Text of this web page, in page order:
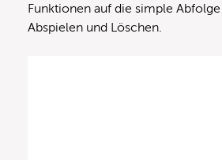
Funktionen auf die simple
Abspielen und Löschen.